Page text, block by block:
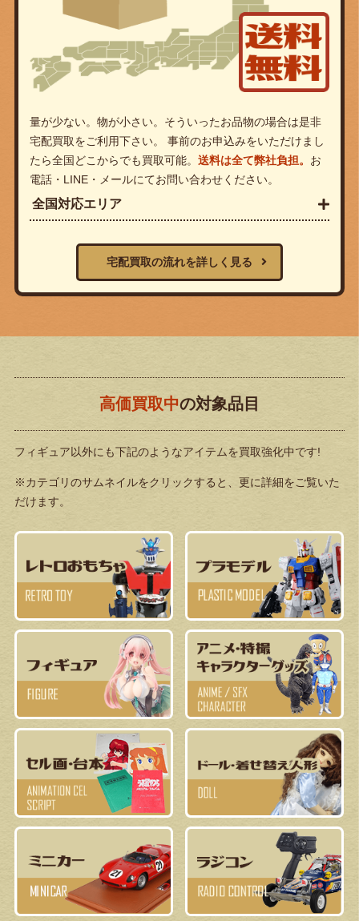
量が少ない。物が小さい。そういったお品物の場合は是非
宅配買取をご利用下さい。 事前のお申込みをいただけまし
たら全国どこからでも買取可能。 送料は全て弊社負担。 お
電話・LINE・メールにてお問い合わせください。
全国対応エリア
宅配買取の流れを詳しく見る
高価買取中の対象品目
フィギュア以外にも下記のようなアイテムを買取強化中です!
※カテゴリのサムネイルをクリックすると、更に詳細をご覧いた
だけます。